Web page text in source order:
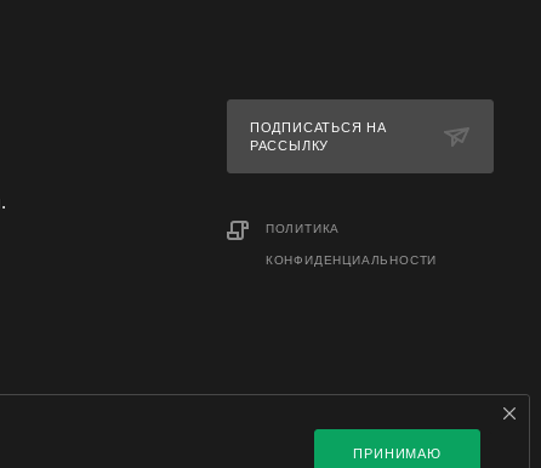
ПОДПИСАТЬСЯ НА
РАССЫЛКУ
ПОЛИТИКА
КОНФИДЕНЦИАЛЬНОСТИ
ПРИНИМАЮ